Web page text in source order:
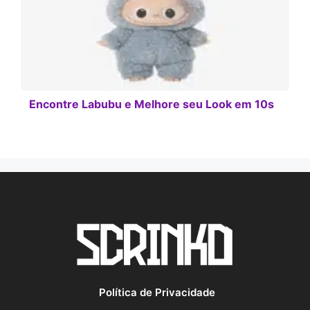
Encontre Labubu e Melhore seu Look em 10s
Política de Privacidade